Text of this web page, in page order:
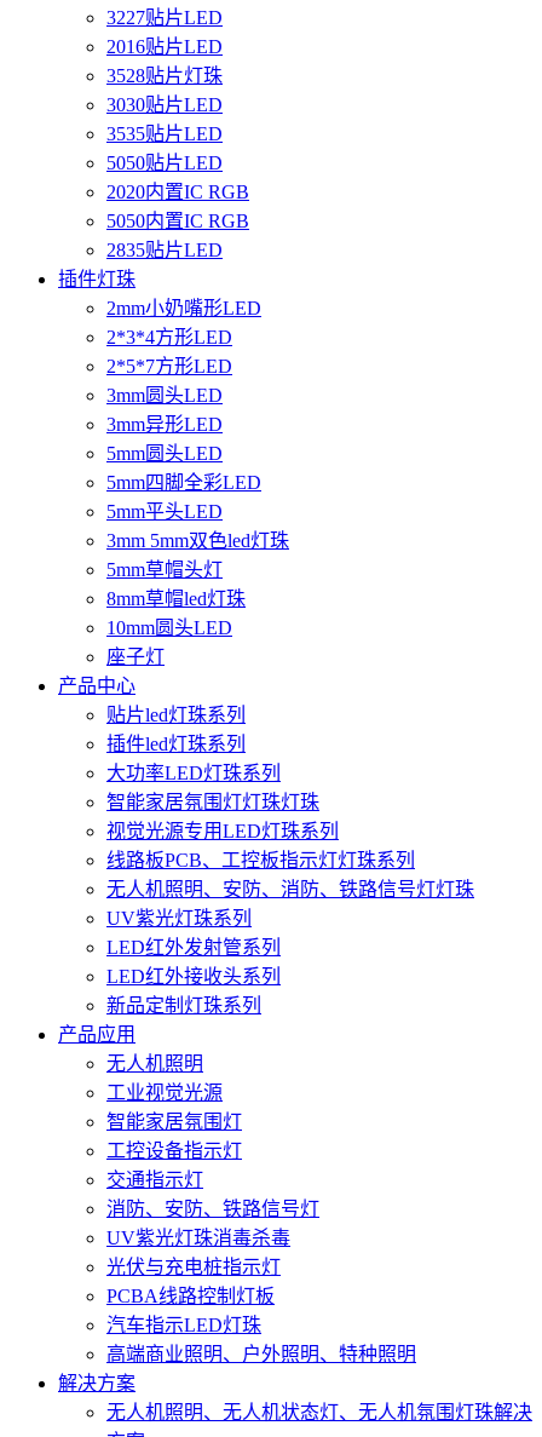
3227贴片LED
2016贴片LED
3528贴片灯珠
3030贴片LED
3535贴片LED
5050贴片LED
2020内置IC RGB
5050内置IC RGB
2835贴片LED
插件灯珠
2mm小奶嘴形LED
2*3*4方形LED
2*5*7方形LED
3mm圆头LED
3mm异形LED
5mm圆头LED
5mm四脚全彩LED
5mm平头LED
3mm 5mm双色led灯珠
5mm草帽头灯
8mm草帽led灯珠
10mm圆头LED
座子灯
产品中心
贴片led灯珠系列
插件led灯珠系列
大功率LED灯珠系列
智能家居氛围灯灯珠灯珠
视觉光源专用LED灯珠系列
线路板PCB、工控板指示灯灯珠系列
无人机照明、安防、消防、铁路信号灯灯珠
UV紫光灯珠系列
LED红外发射管系列
LED红外接收头系列
新品定制灯珠系列
产品应用
无人机照明
工业视觉光源
智能家居氛围灯
工控设备指示灯
交通指示灯
消防、安防、铁路信号灯
UV紫光灯珠消毒杀毒
光伏与充电桩指示灯
PCBA线路控制灯板
汽车指示LED灯珠
高端商业照明、户外照明、特种照明
解决方案
无人机照明、无人机状态灯、无人机氛围灯珠解决